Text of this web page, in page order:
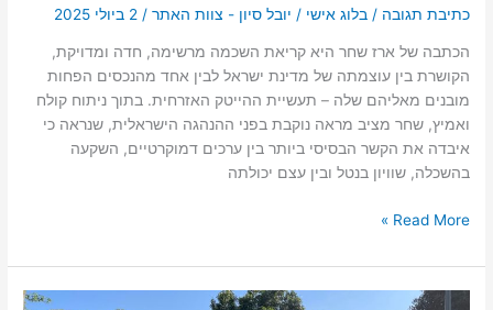
כתיבת תגובה /בלוג אישי / יובל סיון - צוות האתר/ 2 ביולי 2025
הכתבה של ארז שחר היא קריאת השכמה מרשימה, חדה ומדויקת,
הקושרת בין עוצמתה של מדינת ישראל לבין אחד מהנכסים הפחות
מובנים מאליהם שלה – תעשיית ההייטק האזרחית. בתוך ניתוח קולח
ואמיץ, שחר מציב מראה נוקבת בפני ההנהגה הישראלית, שנראה כי
איבדה את הקשר הבסיסי ביותר בין ערכים דמוקרטיים, השקעה
בהשכלה, שוויון בנטל ובין עצם יכולתה
Read More »